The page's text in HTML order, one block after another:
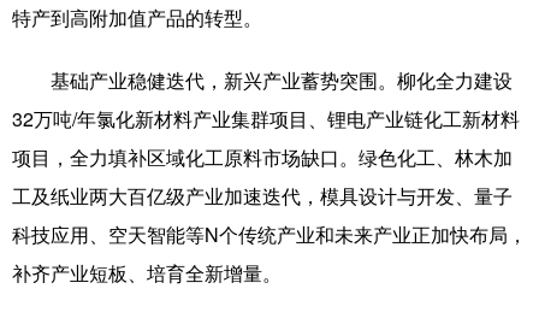
特产到高附加值产品的转型。
基础产业稳健迭代，新兴产业蓄势突围。柳化全力建设
32万吨/年氯化新材料产业集群项目、锂电产业链化工新材料
项目，全力填补区域化工原料市场缺口。绿色化工、林木加
工及纸业两大百亿级产业加速迭代，模具设计与开发、量子
科技应用、空天智能等N个传统产业和未来产业正加快布局，
补齐产业短板、培育全新增量。